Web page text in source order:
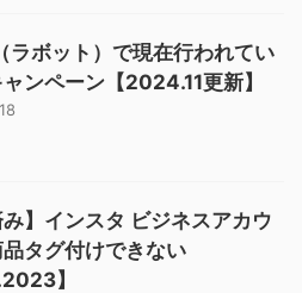
ラボット）で現在行われてい
ンペーン【2024.11更新】
み】インスタ ビジネスアカウ
タグ付けできない
】